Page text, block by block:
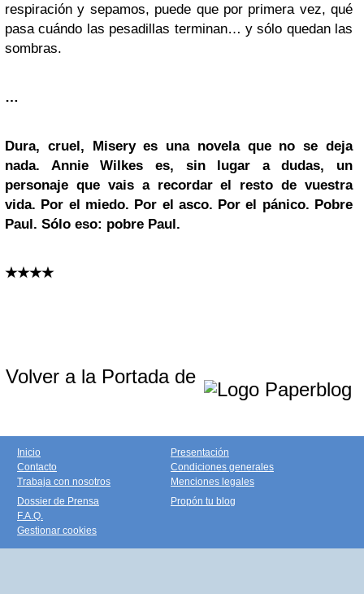
respiración y sepamos, puede que por primera vez, qué
pasa cuándo las pesadillas terminan… y sólo quedan las
sombras.
…
Dura, cruel, Misery es una novela que no se deja
nada. Annie Wilkes es, sin lugar a dudas, un
personaje que vais a recordar el resto de vuestra
vida. Por el miedo. Por el asco. Por el pánico. Pobre
Paul. Sólo eso: pobre Paul.
★★★★
Volver a la Portada de
Inicio
Contacto
Trabaja con nosotros
Presentación
Condiciones generales
Menciones legales
Dossier de Prensa
F.A.Q.
Gestionar cookies
Propón tu blog